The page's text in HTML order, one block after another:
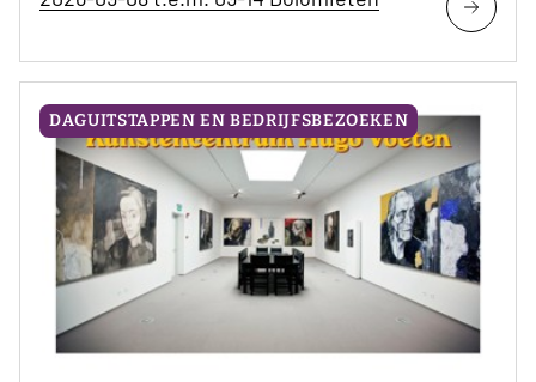
DAGUITSTAPPEN EN BEDRIJFSBEZOEKEN